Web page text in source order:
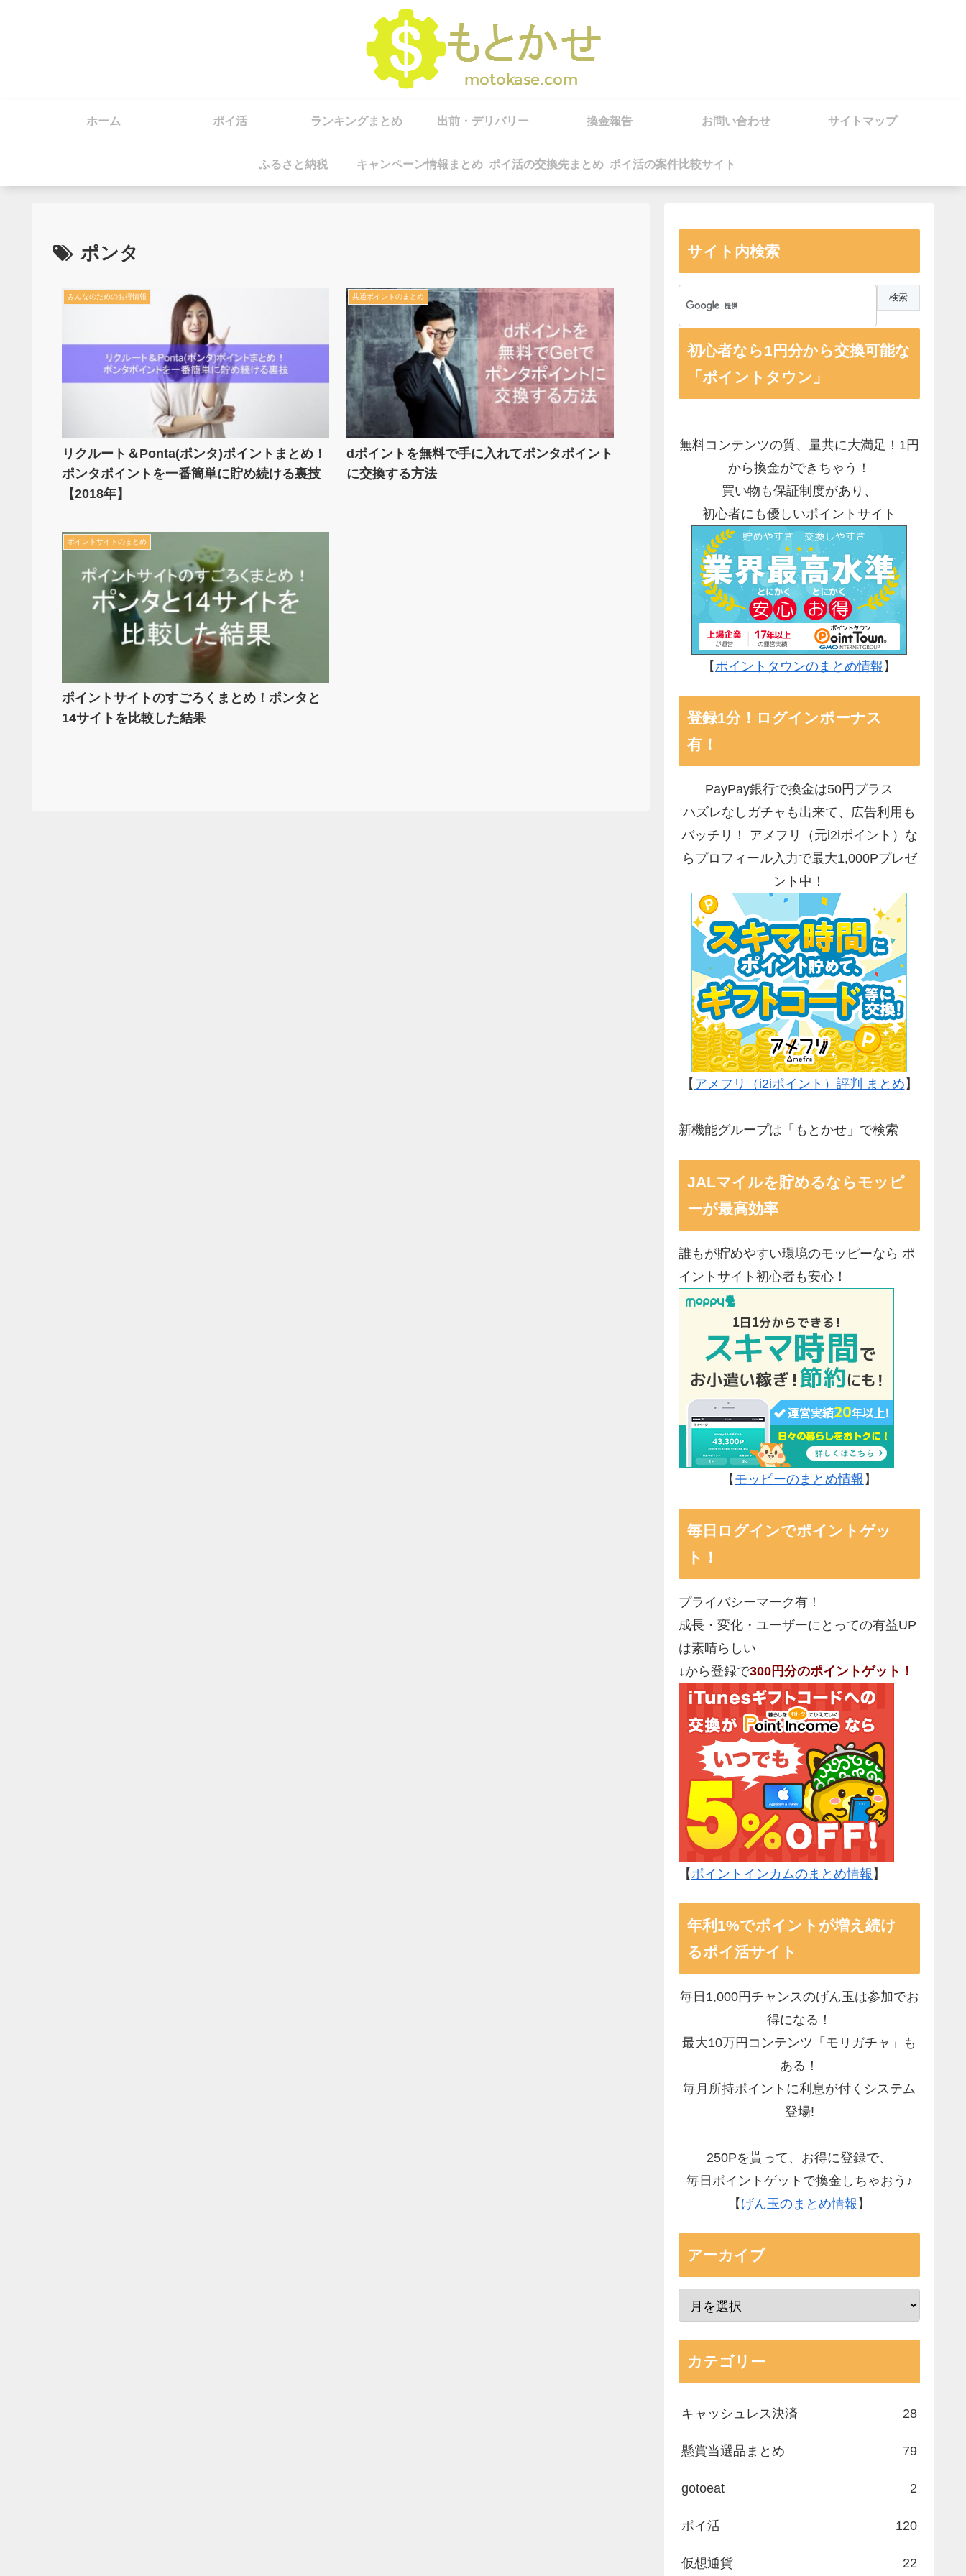
ホーム ポイ活 ランキングまとめ 出前・デリバリー 換金報告 お問い合わせ サイトマップ
ふるさと納税 キャンペーン情報まとめ ポイ活の交換先まとめ ポイ活の案件比較サイト
ポンタ
みんなのためのお得情報
リクルート＆Ponta(ポンタ)ポイントまとめ！
ポンタポイントを一番簡単に貯め続ける裏技
【2018年】
共通ポイントのまとめ
dポイントを無料で手に入れてポンタポイント
に交換する方法
ポイントサイトのまとめ
ポイントサイトのすごろくまとめ！ポンタと
14サイトを比較した結果
サイト内検索
初心者なら1円分から交換可能な
「ポイントタウン」
無料コンテンツの質、量共に大満足！1円
から換金ができちゃう！
買い物も保証制度があり、
初心者にも優しいポイントサイト
【ポイントタウンのまとめ情報 】
登録1分！ログインボーナス
有！
PayPay銀行で換金は50円プラス
ハズレなしガチャも出来て、広告利用も
バッチリ！ アメフリ（元i2iポイント）な
らプロフィール入力で最大1,000Pプレゼ
ント中！
【 アメフリ（i2iポイント）評判 まとめ 】
新機能グループは「もとかせ」で検索
JALマイルを貯めるならモッピ
ーが最高効率
誰もが貯めやすい環境のモッピーなら ポ
イントサイト初心者も安心！
【 モッピーのまとめ情報 】
毎日ログインでポイントゲッ
ト！
プライバシーマーク有！
成長・変化・ユーザーにとっての有益UP
は素晴らしい
↓から登録で300円分のポイントゲット！
【 ポイントインカムのまとめ情報 】
年利1%でポイントが増え続け
るポイ活サイト
毎日1,000円チャンスのげん玉は参加でお
得になる！
最大10万円コンテンツ「モリガチャ」も
ある！
毎月所持ポイントに利息が付くシステム
登場!
250Pを貰って、お得に登録で、
毎日ポイントゲットで換金しちゃおう♪
【 げん玉のまとめ情報 】
アーカイブ
カテゴリー
キャッシュレス決済 28
懸賞当選品まとめ 79
gotoeat 2
ポイ活 120
仮想通貨 22